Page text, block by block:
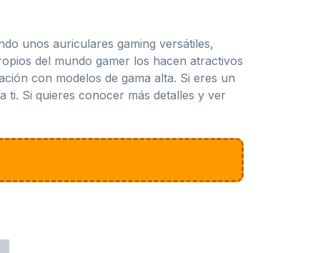
unos auriculares gaming versátiles,
del mundo gamer los hacen atractivos
con modelos de gama alta. Si eres un
ti. Si quieres conocer más detalles y ver